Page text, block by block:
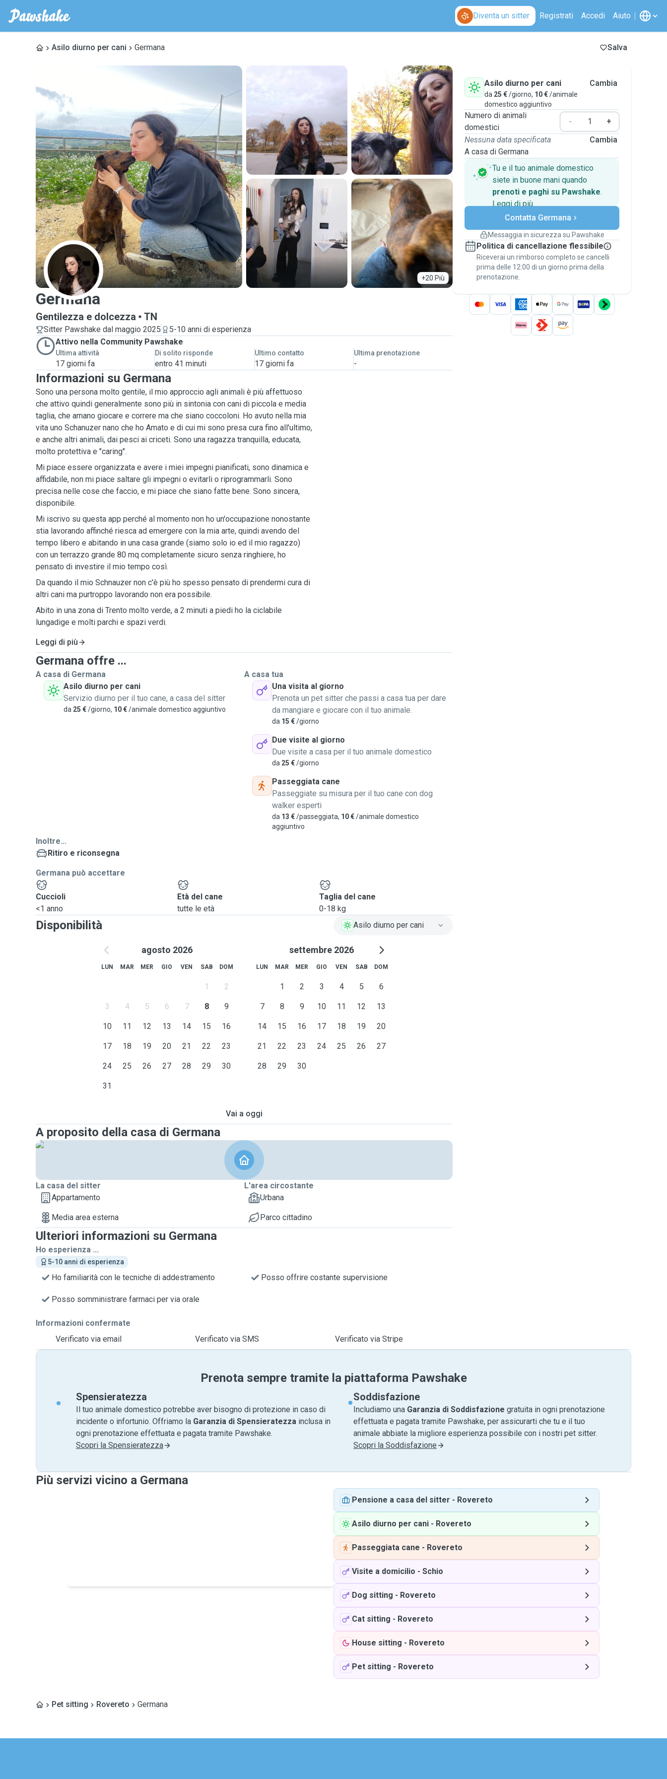
Diventa un sitter Registrati Accedi Aiuto
Asilo diurno per cani Germana Salva
+20 Più
G
Germana
Gentilezza e dolcezza TN
Sitter Pawshake dal maggio 2025
5-10 anni di esperienza
Attivo nella Community Pawshake
Ultima attività
17 giorni fa
Di solito risponde
entro 41 minuti
Ultimo contatto
17 giorni fa
Ultima prenotazione
-
Informazioni su Germana
Sono una persona molto gentile, il mio approccio agli animali è più affettuoso
che attivo quindi generalmente sono più in sintonia con cani di piccola e media
taglia, che amano giocare e correre ma che siano coccoloni. Ho avuto nella mia
vita uno Schanuzer nano che ho Amato e di cui mi sono presa cura fino all'ultimo,
e anche altri animali, dai pesci ai criceti. Sono una ragazza tranquilla, educata,
molto protettiva e "caring".
Mi piace essere organizzata e avere i miei impegni pianificati, sono dinamica e
affidabile, non mi piace saltare gli impegni o evitarli o riprogrammarli. Sono
precisa nelle cose che faccio, e mi piace che siano fatte bene. Sono sincera,
disponibile.
Mi iscrivo su questa app perché al momento non ho un'occupazione nonostante
stia lavorando affinché riesca ad emergere con la mia arte, quindi avendo del
tempo libero e abitando in una casa grande (siamo solo io ed il mio ragazzo)
con un terrazzo grande 80 mq completamente sicuro senza ringhiere, ho
pensato di investire il mio tempo così.
Da quando il mio Schnauzer non c'è più ho spesso pensato di prendermi cura di
altri cani ma purtroppo lavorando non era possibile.
Abito in una zona di Trento molto verde, a 2 minuti a piedi ho la ciclabile
lungadige e molti parchi e spazi verdi.
Leggi di più
Germana offre ...
A casa di Germana
Asilo diurno per cani
Servizio diurno per il tuo cane, a casa del sitter
da 25 €/giorno, 10 €/animale domestico aggiuntivo
A casa tua
Una visita al giorno
Prenota un pet sitter che passi a casa tua per dare
da mangiare e giocare con il tuo animale.
da 15 €/giorno
Due visite al giorno
Due visite a casa per il tuo animale domestico
da 25 €/giorno
Passeggiata cane
Passeggiate su misura per il tuo cane con dog
walker esperti
da 13 €/passeggiata, 10 €/animale domestico
aggiuntivo
Inoltre...
Ritiro e riconsegna
Germana può accettare
Cuccioli
<1 anno
Età del cane
tutte le età
Taglia del cane
0-18 kg
Disponibilità Asilo diurno per cani
agosto 2026
LUN MAR MER GIO VEN SAB DOM
1 2
3 4 5 6 7 8 9
10 11 12 13 14 15 16
17 18 19 20 21 22 23
24 25 26 27 28 29 30
31
settembre 2026
LUN MAR MER GIO VEN SAB DOM
1 2 3 4 5 6
7 8 9 10 11 12 13
14 15 16 17 18 19 20
21 22 23 24 25 26 27
28 29 30
Vai a oggi
A proposito della casa di Germana
La casa del sitter
Appartamento
Media area esterna
L'area circostante
Urbana
Parco cittadino
Ulteriori informazioni su Germana
Ho esperienza ...
5-10 anni di esperienza
Ho familiarità con le tecniche di addestramento Posso offrire costante supervisione
Posso somministrare farmaci per via orale
Informazioni confermate
Verificato via email
Verificato via SMS Verificato via Stripe
Asilo diurno per cani
da 25 €/giorno, 10 €/animale
domestico aggiuntivo
Cambia
Numero di animali
domestici
-
+
Nessuna data specificata
A casa di Germana
Cambia
Tu e il tuo animale domestico
siete in buone mani quando
prenoti e paghi su Pawshake.
Leggi di piùPagamenti sicuri
Assistenza se i piani
Prenotazioni coperte
Stai su Pawshake - dal primo messaggio al
pagamento - per attivare laGaranzia
Pawshake.
Contatta Germana
Messaggia in sicurezza su Pawshake
Politica di cancellazione flessibile
Riceverai un rimborso completo se cancelli
prima delle 12:00 di un giorno prima della
prenotazione.
Prenota sempre tramite la piattaforma Pawshake
Spensieratezza
Il tuo animale domestico potrebbe aver bisogno di protezione in caso di
incidente o infortunio. Offriamo la Garanzia di Spensieratezza inclusa in
ogni prenotazione effettuata e pagata tramite Pawshake.
Scopri la Spensieratezza
Soddisfazione
Includiamo una Garanzia di Soddisfazione gratuita in ogni prenotazione
effettuata e pagata tramite Pawshake, per assicurarti che tu e il tuo
animale abbiate la migliore esperienza possibile con i nostri pet sitter.
Scopri la Soddisfazione
Più servizi vicino a Germana
Pensione a casa del sitter - Rovereto
Asilo diurno per cani - Rovereto
Passeggiata cane - Rovereto
Visite a domicilio - Schio
Dog sitting - Rovereto
Cat sitting - Rovereto
House sitting - Rovereto
Pet sitting - Rovereto
Pet sitting Rovereto Germana